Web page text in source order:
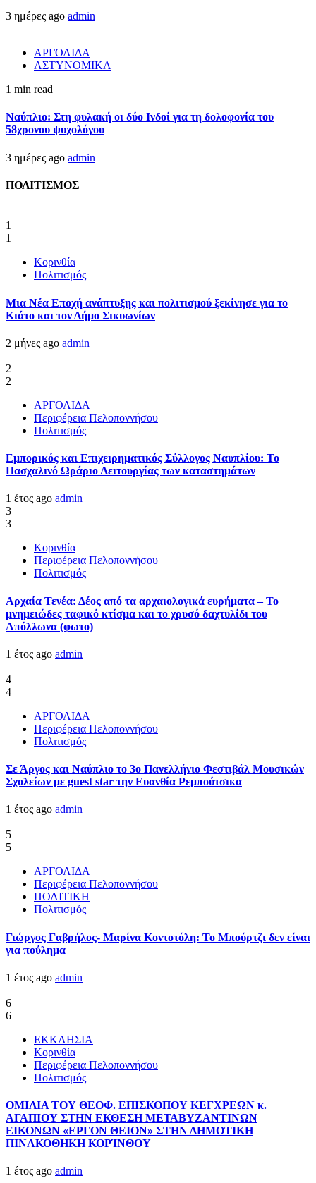
3 ημέρες ago admin
ΑΡΓΟΛΙΔΑ
ΑΣΤΥΝΟΜΙΚΑ
1 min read
Ναύπλιο: Στη φυλακή οι δύο Ινδοί για τη δολοφονία του
58χρονου ψυχολόγου
3 ημέρες ago admin
ΠΟΛΙΤΙΣΜΟΣ
1
1
Κορινθία
Πολιτισμός
Μια Νέα Εποχή ανάπτυξης και πολιτισμού ξεκίνησε για το
Κιάτο και τον Δήμο Σικυωνίων
2 μήνες ago admin
2
2
ΑΡΓΟΛΙΔΑ
Περιφέρεια Πελοποννήσου
Πολιτισμός
Εμπορικός και Επιχειρηματικός Σύλλογος Ναυπλίου: Το
Πασχαλινό Ωράριο Λειτουργίας των καταστημάτων
1 έτος ago admin
3
3
Κορινθία
Περιφέρεια Πελοποννήσου
Πολιτισμός
Αρχαία Τενέα: Δέος από τα αρχαιολογικά ευρήματα – Το
μνημειώδες ταφικό κτίσμα και το χρυσό δαχτυλίδι του
Απόλλωνα (φωτο)
1 έτος ago admin
4
4
ΑΡΓΟΛΙΔΑ
Περιφέρεια Πελοποννήσου
Πολιτισμός
Σε Άργος και Ναύπλιο το 3ο Πανελλήνιο Φεστιβάλ Μουσικών
Σχολείων με guest star την Ευανθία Ρεμπούτσικα
1 έτος ago admin
5
5
ΑΡΓΟΛΙΔΑ
Περιφέρεια Πελοποννήσου
ΠΟΛΙΤΙΚΗ
Πολιτισμός
Γιώργος Γαβρήλος- Μαρίνα Κοντοτόλη: Το Μπούρτζι δεν είναι
για πούλημα
1 έτος ago admin
6
6
ΕΚΚΛΗΣΙΑ
Κορινθία
Περιφέρεια Πελοποννήσου
Πολιτισμός
ΟΜΙΛΙΑ ΤΟΥ ΘΕΟΦ. ΕΠΙΣΚΟΠΟΥ ΚΕΓΧΡΕΩΝ κ.
ΑΓΑΠΙΟΥ ΣΤΗΝ ΕΚΘΕΣΗ ΜΕΤΑΒΥΖΑΝΤΙΝΩΝ
ΕΙΚΟΝΩΝ «ΕΡΓΟΝ ΘΕΙΟΝ» ΣΤΗΝ ΔΗΜΟΤΙΚΗ
ΠΙΝΑΚΟΘΗΚΗ ΚΟΡΊΝΘΟΥ
1 έτος ago admin